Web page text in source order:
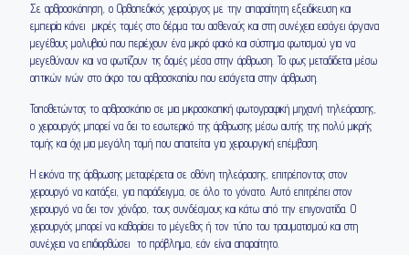
Σε αρθροσκόπηση, ο Ορθοπεδικός χειρούργος με την απαραίτητη εξειδίκευση και
εμπειρία κάνει μικρές τομές στο δέρμα του ασθενούς και στη συνέχεια εισάγει όργανα
μεγέθους μολυβιού που περιέχουν ένα μικρό φακό και σύστημα φωτισμού για να
μεγεθύνουν και να φωτίζουν τις δομές μέσα στην άρθρωση. Το φως μεταδίδεται μέσω
οπτικών ινών στο άκρο του αρθροσκοπίου που εισάγεται στην άρθρωση.
Τοποθετώντας το αρθροσκόπιο σε μια μικροσκοπική φωτογραφική μηχανή τηλεόρασης,
ο χειρουργός μπορεί να δει το εσωτερικό της άρθρωσης μέσω αυτής της πολύ μικρής
τομής και όχι μια μεγάλη τομή που απαιτείται για χειρουργική επέμβαση.
Η εικόνα της άρθρωσης μεταφέρεται σε οθόνη τηλεόρασης, επιτρέποντας στον
χειρουργό να κοιτάξει, για παράδειγμα, σε όλο το γόνατο. Αυτό επιτρέπει στον
χειρουργό να δει τον χόνδρο, τους συνδέσμους και κάτω από την επιγονατίδα. Ο
χειρουργός μπορεί να καθορίσει το μέγεθος ή τον τύπο του τραυματισμού και στη
συνέχεια να επιδιορθώσει το πρόβλημα, εάν είναι απαραίτητο.